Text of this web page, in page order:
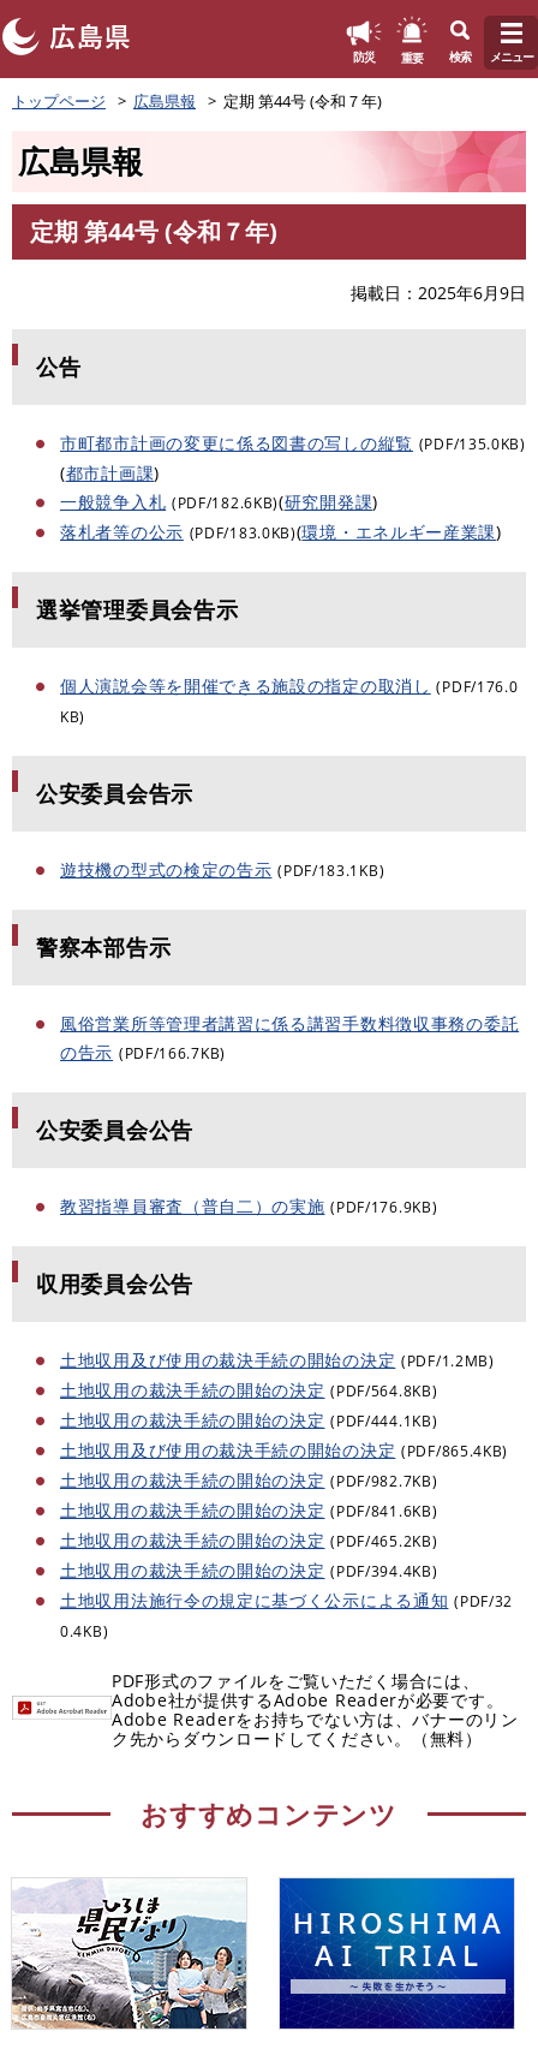
ペ
ー
頭
す
防災 重要 検索 メニュー
トップページ 広島県報 定期 第44号 (令和７年)
広島県報
文
定期 第44号 (令和７年)
掲載日 2025年6月9日
公告
市町都市計画の変更に係る図書の写しの縦覧 (PDF/135.0KB)
(都市計画課)
一般競争入札 (PDF/182.6KB)(研究開発課)
落札者等の公示 (PDF/183.0KB)(環境・エネルギー産業課)
選挙管理委員会告示
個人演説会等を開催できる施設の指定の取消し (PDF/176.0
KB)
公安委員会告示
遊技機の型式の検定の告示 (PDF/183.1KB)
警察本部告示
風俗営業所等管理者講習に係る講習手数料徴収事務の委託
の告示 (PDF/166.7KB)
公安委員会公告
教習指導員審査（普自二）の実施 (PDF/176.9KB)
収用委員会公告
土地収用及び使用の裁決手続の開始の決定 (PDF/1.2MB)
土地収用の裁決手続の開始の決定 (PDF/564.8KB)
土地収用の裁決手続の開始の決定 (PDF/444.1KB)
土地収用及び使用の裁決手続の開始の決定 (PDF/865.4KB)
土地収用の裁決手続の開始の決定 (PDF/982.7KB)
土地収用の裁決手続の開始の決定 (PDF/841.6KB)
土地収用の裁決手続の開始の決定 (PDF/465.2KB)
土地収用の裁決手続の開始の決定 (PDF/394.4KB)
土地収用法施行令の規定に基づく公示による通知 (PDF/32
0.4KB)
PDF形式のファイルをご覧いただく場合には、
Adobe社が提供するAdobe Readerが必要です。
Adobe Readerをお持ちでない方は、バナーのリン
ク先からダウンロードしてください。（無料）
おすすめコンテンツ